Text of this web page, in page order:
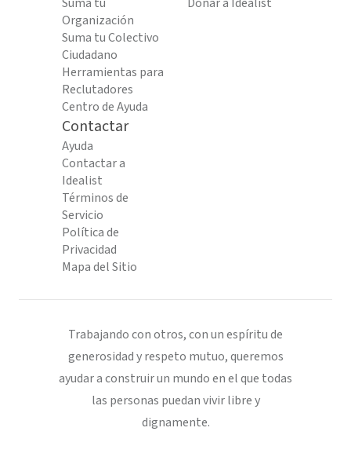
Organización
Suma tu Colectivo
Ciudadano
Herramientas para
Reclutadores
Centro de Ayuda
Contactar
Ayuda
Contactar a
Idealist
Términos de
Servicio
Política de
Privacidad
Mapa del Sitio
Trabajando con otros, con un espíritu de
generosidad y respeto mutuo, queremos
ayudar a construir un mundo en el que todas
las personas puedan vivir libre y
dignamente.